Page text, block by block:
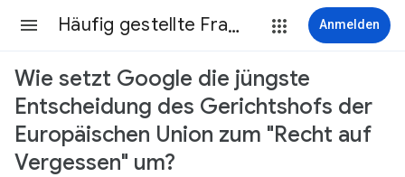
Häufig gestellte Fragen Anmelden
Wie setzt Google die jüngste
Entscheidung des Gerichtshofs der
Europäischen Union zum "Recht auf
Vergessen" um?